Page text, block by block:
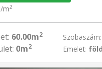
m2
60.00m2
0m2
Szobaszám:
Emelet: